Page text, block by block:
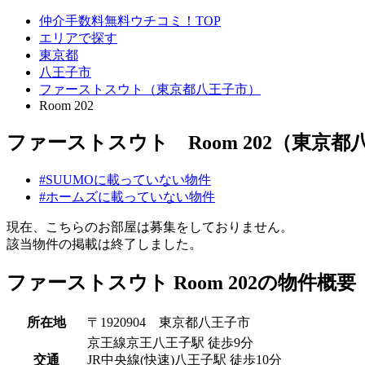
仲介手数料無料ウチコミ！TOP
エリアで探す
東京都
八王子市
ファーストスウト（東京都八王子市）
Room 202
ファーストスウト Room 202（東京都八
#SUUMOに載っていない物件
#ホームズに載っていない物件
現在、こちらのお部屋は募集をしておりません。
該当物件の掲載は終了しました。
ファーストスウト Room 202の物件概要
所在地 〒1920904 東京都八王子市
交通
京王線京王八王子駅 徒歩9分
JR中央線(快速)八王子駅 徒歩10分